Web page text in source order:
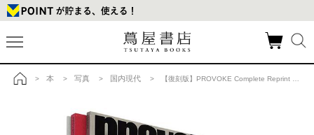
> 本 > 写真 > 国内現代 > 【復刻版】PROVOKE Complete Reprint of 3 Volumes プロヴォーク 全3冊揃の商品詳細